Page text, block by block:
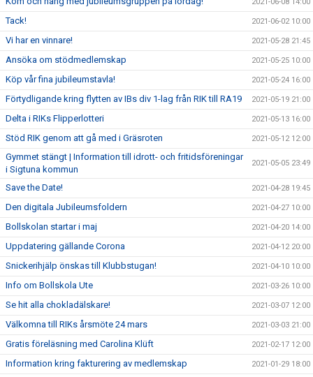
Tack! 2021-06-02 10:00
Vi har en vinnare! 2021-05-28 21:45
Ansöka om stödmedlemskap 2021-05-25 10:00
Köp vår fina jubileumstavla! 2021-05-24 16:00
Förtydligande kring flytten av IBs div 1-lag från RIK till RA19 2021-05-19 21:00
Delta i RIKs Flipperlotteri 2021-05-13 16:00
Stöd RIK genom att gå med i Gräsroten 2021-05-12 12:00
Gymmet stängt | Information till idrott- och fritidsföreningar
i Sigtuna kommun
2021-05-05 23:49
Save the Date! 2021-04-28 19:45
Den digitala Jubileumsfoldern 2021-04-27 10:00
Bollskolan startar i maj 2021-04-20 14:00
Uppdatering gällande Corona 2021-04-12 20:00
Snickerihjälp önskas till Klubbstugan! 2021-04-10 10:00
Info om Bollskola Ute 2021-03-26 10:00
Se hit alla chokladälskare! 2021-03-07 12:00
Välkomna till RIKs årsmöte 24 mars 2021-03-03 21:00
Gratis föreläsning med Carolina Klüft 2021-02-17 12:00
Information kring fakturering av medlemskap 2021-01-29 18:00